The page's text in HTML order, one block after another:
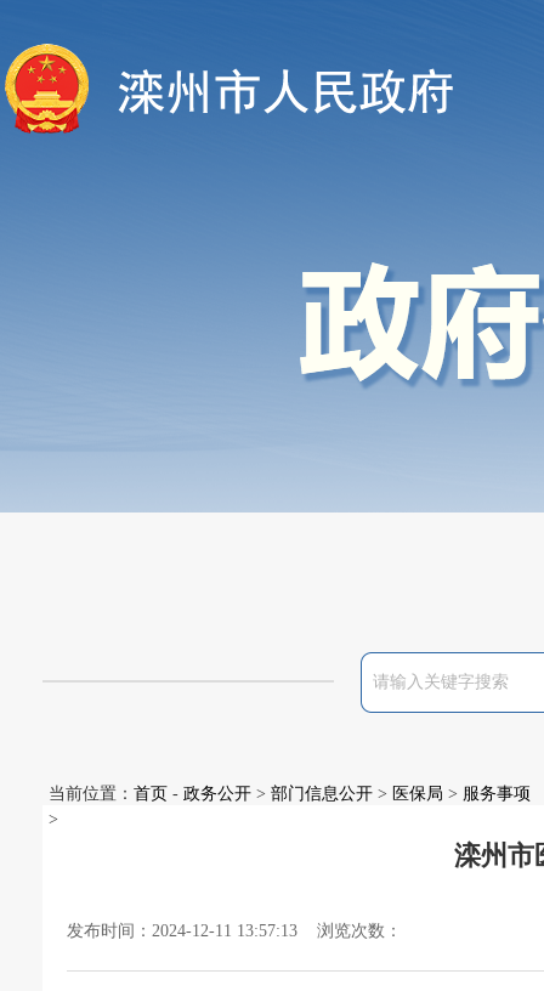
当前位置： 首页 - 政务公开 > 部门信息公开 > 医保局 > 服务事项
>
滦州市
发布时间：2024-12-11 13:57:13 浏览次数：